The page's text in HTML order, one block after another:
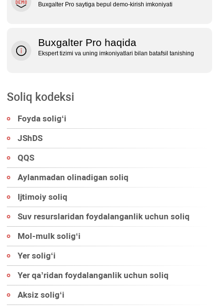
Buxgalter Pro saytiga bepul demo‑kirish imkoniyati
Buxgalter Pro haqida
Ekspert tizimi va uning imkoniyatlari bilan batafsil tanishing
Soliq kodeksi
Foyda soligʻi
JShDS
QQS
Aylanmadan olinadigan soliq
Ijtimoiy soliq
Suv resurslaridan foydalanganlik uchun soliq
Mol-mulk soligʻi
Yer soligʻi
Yer qa’ridan foydalanganlik uchun soliq
Aksiz soligʻi